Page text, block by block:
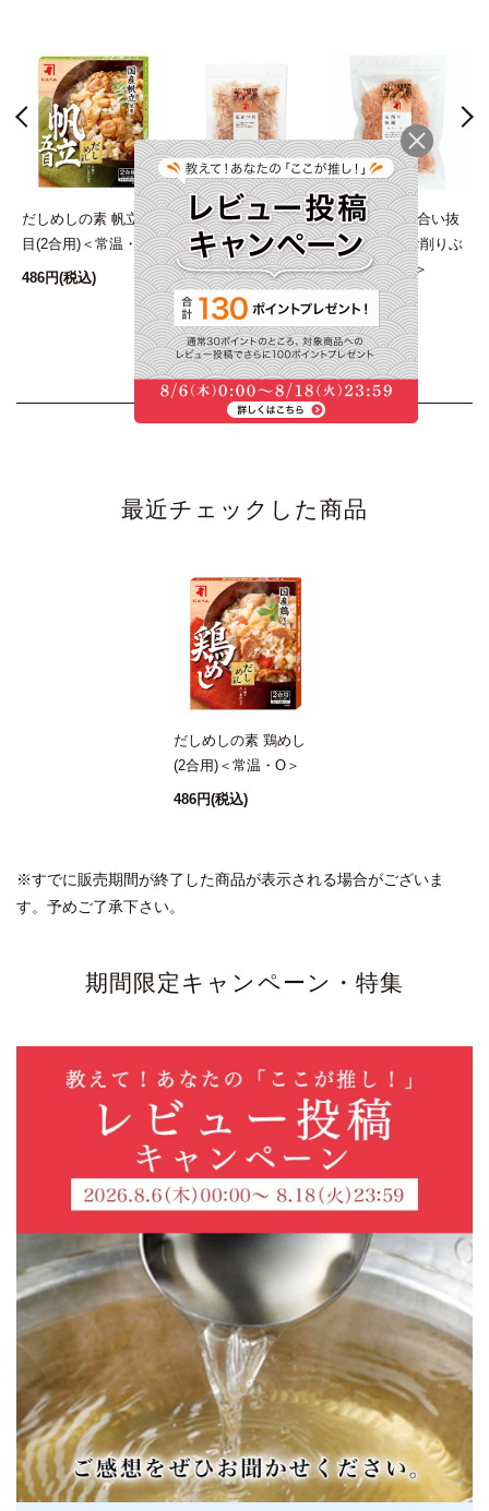
だしめしの素 帆立五
目(2合用)＜常温・O＞
486円(税込)
花かつお かつお削り
ぶし 20g ＜常温・O＞
410円(税込)
糸削り極細(血合い抜
き) 20g かつお削りぶ
し ＜常温・O＞
594円 (税込)
最近チェックした商品
だしめしの素 鶏めし
(2合用)＜常温・O＞
486円(税込)
※すでに販売期間が終了した商品が表示される場合がございま
す。予めご了承下さい。
期間限定キャンペーン・特集